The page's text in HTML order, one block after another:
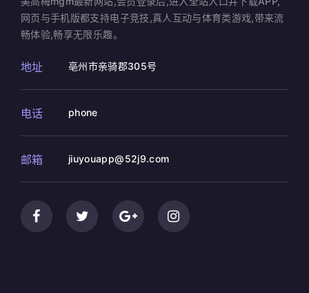
网页与手机版都支持电子竞技,真人互动与体育类游戏,带来流
畅体验,畅享无限乐趣。
地址 亳州市亲骑郡305号
电话 phone
邮箱 jiuyouapp@52j9.com